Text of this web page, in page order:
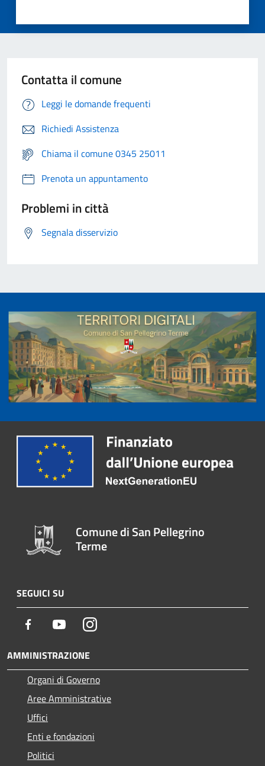
Contatta il comune
Leggi le domande frequenti
Richiedi Assistenza
Chiama il comune 0345 25011
Prenota un appuntamento
Problemi in città
Segnala disservizio
Comune di San Pellegrino
Terme
SEGUICI SU
Facebook YoutubeInstagram
AMMINISTRAZIONE
Organi di Governo
Aree Amministrative
Uffici
Enti e fondazioni
Politici